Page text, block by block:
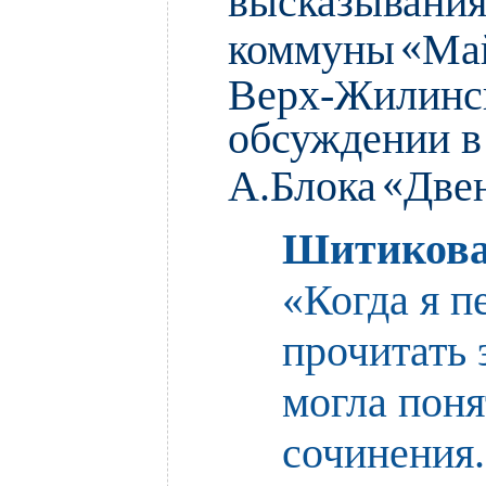
коммуны«
Верх-
обсуждении
А.Блока«
«Когда я
прочитать
могла